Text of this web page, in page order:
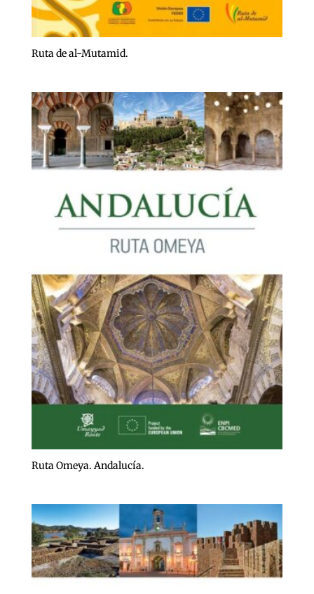
Ruta de al-Mutamid.
Ruta Omeya. Andalucía.